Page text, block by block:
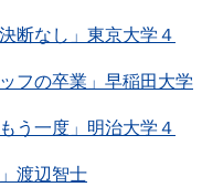
断なし」東京大学４
フの卒業」早稲田大学
う一度」明治大学４
渡辺智士